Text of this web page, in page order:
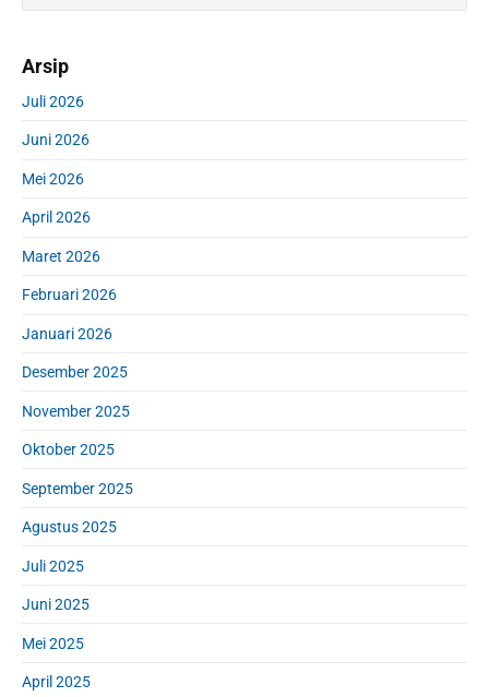
a
y
S
d
b
a
c
h
o
Arsip
Juli 2026
Juni 2026
Mei 2026
April 2026
Maret 2026
Februari 2026
Januari 2026
Desember 2025
November 2025
Oktober 2025
September 2025
Agustus 2025
Juli 2025
Juni 2025
Mei 2025
April 2025